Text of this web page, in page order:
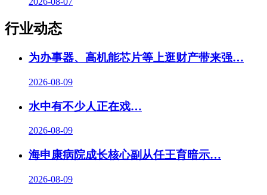
行业动态
为办事器、高机能芯片等上逛财产带来强…
2026-08-09
水中有不少人正在戏…
2026-08-09
海申康病院成长核心副从任王育暗示…
2026-08-09